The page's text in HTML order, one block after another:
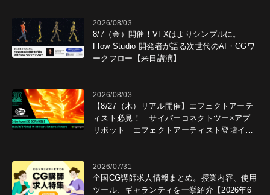
2026/08/03
8/7（金）開催！VFXはよりシンプルに。
Flow Studio 開発者が語る次世代のAI・CGワ
ークフロー【来日講演】
2026/08/03
【8/27（木）リアル開催】エフェクトアーテ
ィスト必見！ サイバーコネクトツー×アプ
リボット エフェクトアーティスト登壇イベ
2026/07/31
全国CG講師求人情報まとめ。授業内容、使用
ツール、ギャランティを一挙紹介【2026年6